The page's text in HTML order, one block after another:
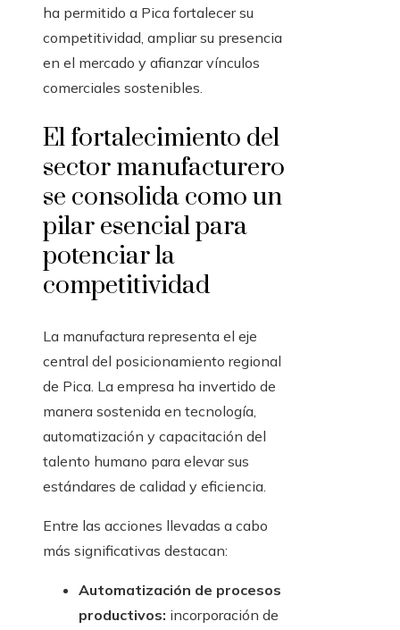
ha permitido a Pica fortalecer su
competitividad, ampliar su presencia
en el mercado y afianzar vínculos
comerciales sostenibles.
El fortalecimiento del
sector manufacturero
se consolida como un
pilar esencial para
potenciar la
competitividad
La manufactura representa el eje
central del posicionamiento regional
de Pica. La empresa ha invertido de
manera sostenida en tecnología,
automatización y capacitación del
talento humano para elevar sus
estándares de calidad y eficiencia.
Entre las acciones llevadas a cabo
más significativas destacan:
Automatización de procesos
productivos: incorporación de